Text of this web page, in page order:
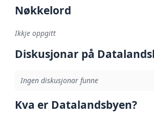
Nøkkelord
Ikkje oppgitt
Diskusjonar på
Ingen diskusjonar funne
Kva er Datalandsbyen?